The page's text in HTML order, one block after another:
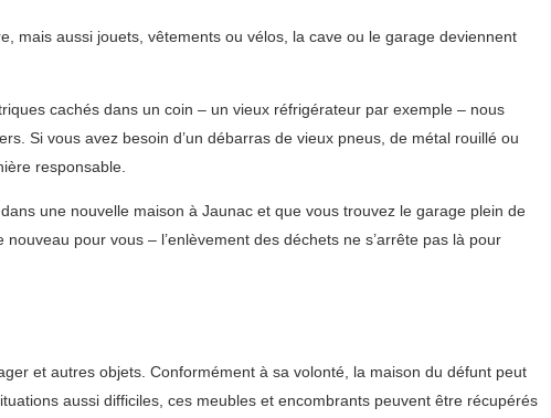
mais aussi jouets, vêtements ou vélos, la cave ou le garage deviennent
cachés dans un coin – un vieux réfrigérateur par exemple – nous
Si vous avez besoin d’un débarras de vieux pneus, de métal rouillé ou
responsable.
une nouvelle maison à Jaunac et que vous trouvez le garage plein de
pour vous – l’enlèvement des déchets ne s’arrête pas là pour
et autres objets. Conformément à sa volonté, la maison du défunt peut
aussi difficiles, ces meubles et encombrants peuvent être récupérés